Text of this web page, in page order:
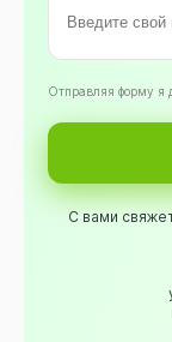
Oтправляя форму я
С вами